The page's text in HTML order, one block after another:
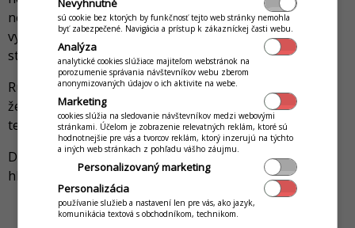
nejaký úkon vykonať na pracovnej databáze, ale po
vykonaní tohto úkonu sa možno budete chcieť vrátiť do
stavu pre jeho vykonaním).
Ručné vytvorenie zálohy je nutné vykonať aj v prípade,
že Vás pri riešení nejakého problému požiada naše
technické oddelenie o poslanie zálohy databázy.
Databázu zálohujete ručne kliknutím na
Nastavenie
hlavnom menu a následne kliknutím na
Vykonaj zálohu
Obnova dát zo zálohy
sú cookie bez ktorých by funkčnosť tejto web stránky nemohla
byť zabezpečené. Navigácia a prístup k zákazníckej časti webu.
Analýza
analytické cookies slúžiace majiteľom webstránok na
porozumenie správania návštevníkov webu zberom
anonymizovaných údajov o ich aktivite na webe.
Marketing
cookies slúžia na sledovanie návštevníkov medzi webovými
stránkami. Účelom je zobrazenie relevatných reklám, ktoré sú
hodnotnejšie pre vás a tvorcov reklám, ktorý inzerujú na týchto
a iných web stránkach z pohľadu vášho záujmu.
Personalizovaný marketing
Personalizácia
používanie služieb a nastavení len pre vás, ako jazyk,
komunikácia textová s obchodníkom, technikom.